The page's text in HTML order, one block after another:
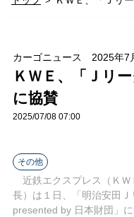
オ
ン
ン
カーゴニュース 2025年
ＫＷＥ、「Ｊリ
に協賛
2025/07/08 07:00
その他
近鉄エクスプレス（ＫＷ
長）は１日、「明治安田
presented by 日本財団」